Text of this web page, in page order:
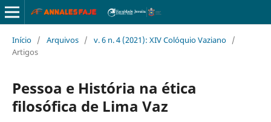
Início / Arquivos / v. 6 n. 4 (2021): XIV Colóquio Vaziano /
Artigos
Pessoa e História na ética
filosófica de Lima Vaz